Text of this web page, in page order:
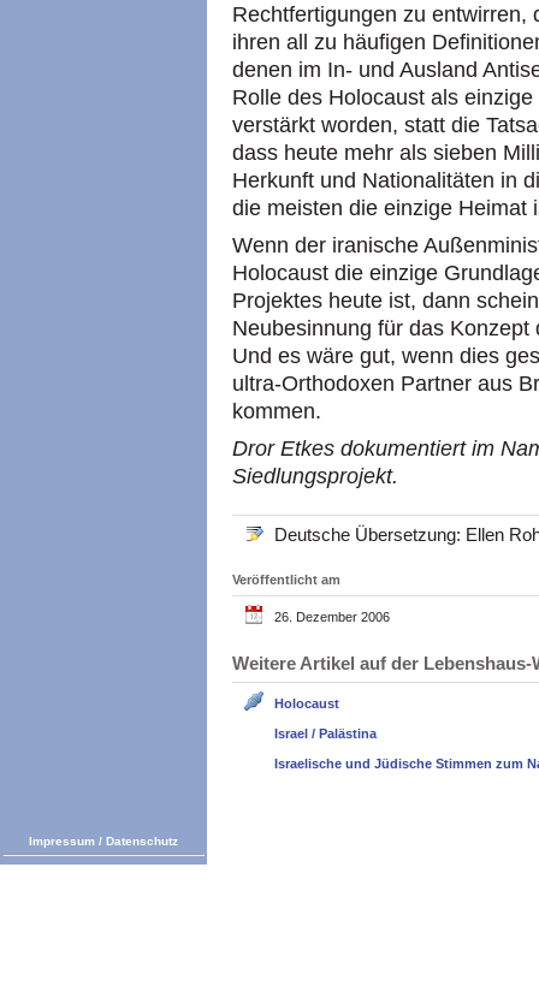
Rechtfertigungen zu entwirren,
ihren all zu häufigen
denen im In- und Ausland
Rolle des Holocaust als
verstärkt worden, statt die
dass heute mehr als sieben
Herkunft und Nationalitäten in
die meisten die einzige Heimat
Wenn der iranische
Holocaust die einzige
Projektes heute ist, dann
Neubesinnung für das
Und es wäre gut, wenn dies
ultra-Orthodoxen Partner aus
kommen.
Dror Etkes dokumentiert im
Siedlungsprojekt.
Deutsche Übersetzung: Ellen
Veröffentlicht am
26. Dezember 2006
Weitere Artikel auf der
Holocaust
Israel / Palästina
Israelische und Jüdische Stimmen zum
Impressum / Datenschutz